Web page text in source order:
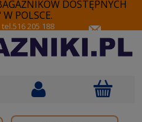
DOSTĘPNYCH
POLSCE.
tel.516 205 188